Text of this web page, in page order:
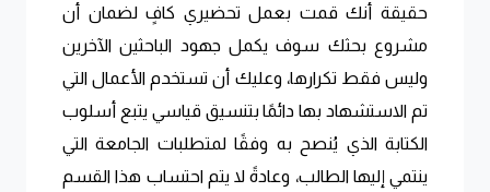
حقيقة أنك قمت بعمل تحضيري كافٍ لضمان أن
مشروع بحثك سوف يكمل جهود الباحثين الآخرين
وليس فقط تكرارها، وعليك أن تستخدم الأعمال التي
تم الاستشهاد بها دائمًا بتنسيق قياسي يتبع أسلوب
الكتابة الذي يُنصح به وفقًا لمتطلبات الجامعة التي
ينتمي إليها الطالب، وعادةً لا يتم احتساب هذا القسم